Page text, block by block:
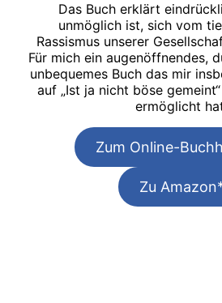
Das Buch erklärt
unmöglich ist, sich vom
Rassismus unserer
Für mich ein augenöffnendes,
unbequemes Buch das mir
auf „Ist ja nicht böse
ermöglicht
Zum Online-
Zu